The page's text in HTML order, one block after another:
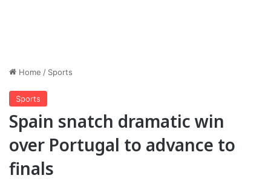
Home / Sports
Sports
Spain snatch dramatic win
over Portugal to advance to
finals